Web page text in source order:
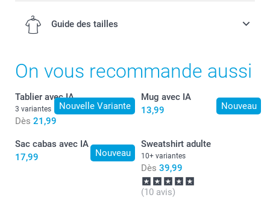
Guide des tailles
3-4 ans
42,5 cm
33,5 cm
11,5 cm
5-6 ans
On vous recommande aussi
Nouvelle Variante
Tablier avec IA
3 variantes
Dès 21,99
Nouveau
Mug avec IA
13,99
Nouveau
Sac cabas avec IA
17,99
Sweatshirt adulte
10+ variantes
Dès 39,99
(10 avis)